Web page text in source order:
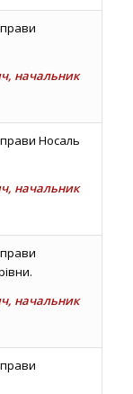
начальник
Носаль
начальник
начальник